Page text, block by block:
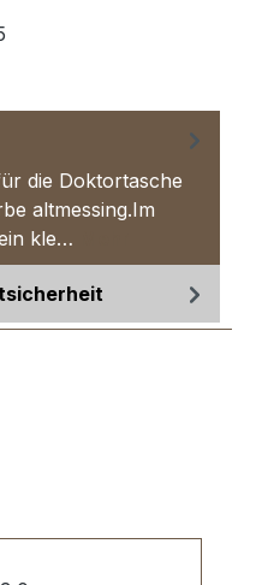
die Doktortasche
altmessing.Im
kle…